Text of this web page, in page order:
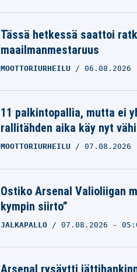
Tässä hetkessä saattoi
maailmanmestaruus
MOOTTORIURHEILU 06.08.2026
11 palkintopallia, mutta ei
rallitähden aika käy nyt
MOOTTORIURHEILU 07.08.2026
Ostiko Arsenal Valioliigan
kympin siirto”
JALKAPALLO 07.08.2026 -
Arsenal rysäytti